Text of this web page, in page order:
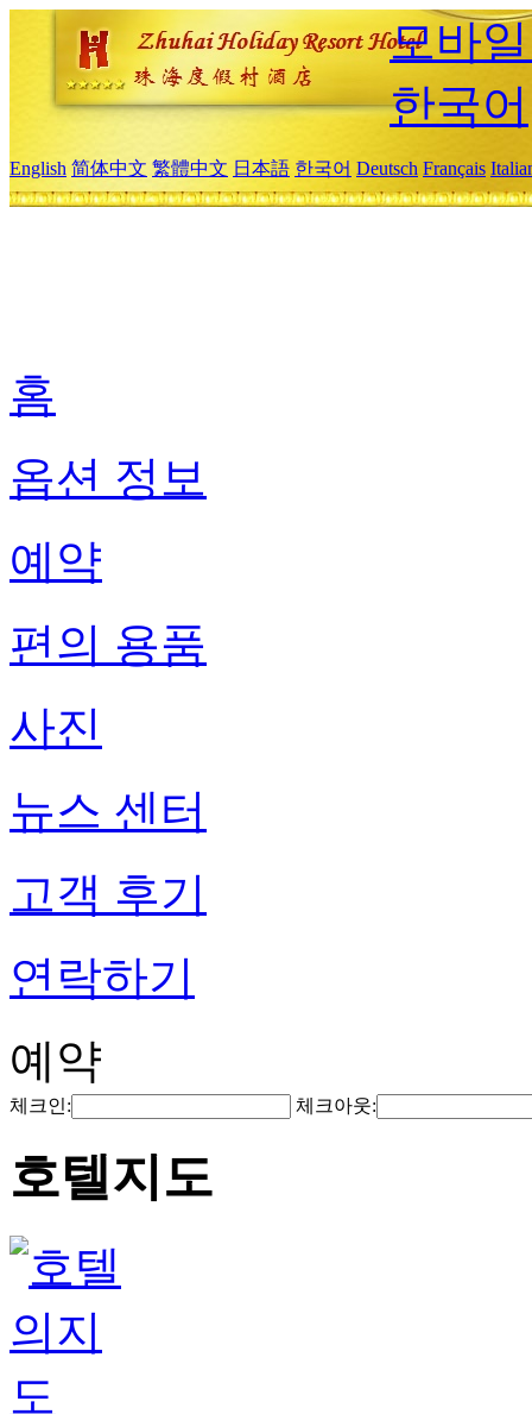
모바
한국어
English 简体中文 繁體中文 日本語 한국어 Deutsch Français
홈
옵션 정보
예약
편의 용품
사진
뉴스 센터
고객 후기
연락하기
예약
체크인: 체크아웃:
호텔지도